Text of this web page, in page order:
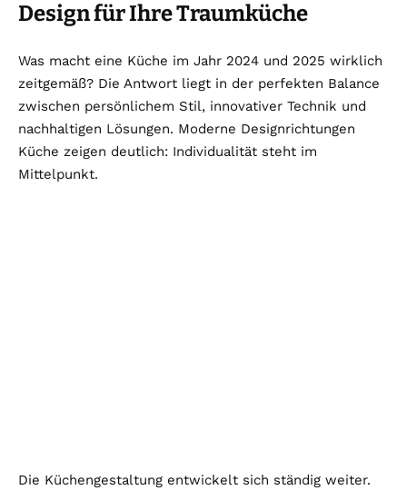
Design für Ihre Traumküche
Was macht eine Küche im Jahr 2024 und 2025 wirklich
zeitgemäß? Die Antwort liegt in der perfekten Balance
zwischen persönlichem Stil, innovativer Technik und
nachhaltigen Lösungen. Moderne Designrichtungen
Küche zeigen deutlich: Individualität steht im
Mittelpunkt.
Die Küchengestaltung entwickelt sich ständig weiter.